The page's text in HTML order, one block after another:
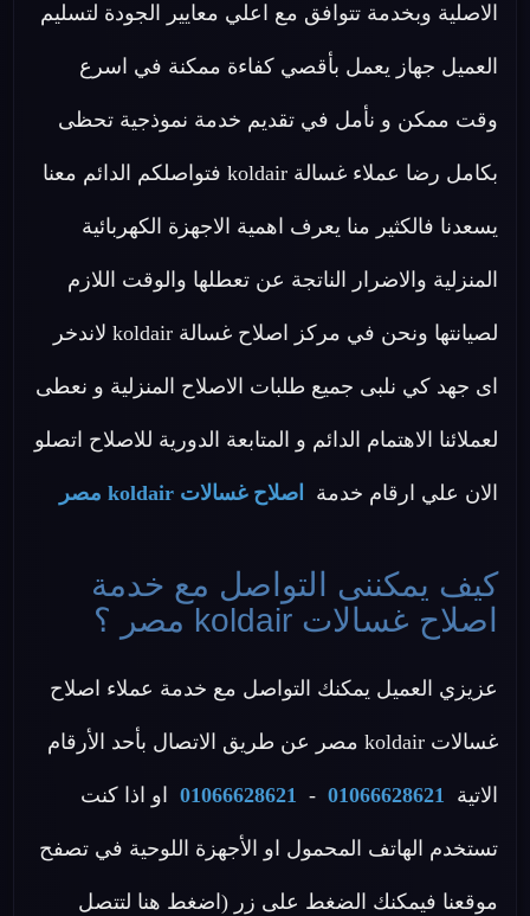
الاصلية وبخدمة تتوافق مع اعلي معايير الجودة لتسليم
العميل جهاز يعمل بأقصي كفاءة ممكنة في اسرع
وقت ممكن و نأمل في تقديم خدمة نموذجية تحظى
بكامل رضا عملاء غسالة koldair فتواصلكم الدائم معنا
يسعدنا فالكثير منا يعرف اهمية الاجهزة الكهربائية
المنزلية والاضرار الناتجة عن تعطلها والوقت اللازم
لصيانتها ونحن في مركز اصلاح غسالة koldair لاندخر
اى جهد كي نلبى جميع طلبات الاصلاح المنزلية و نعطى
لعملائنا الاهتمام الدائم و المتابعة الدورية للاصلاح اتصلو
الان علي ارقام خدمة اصلاح غسالات koldair مصر
كيف يمكننى التواصل مع خدمة
اصلاح غسالات koldair مصر ؟
عزيزي العميل يمكنك التواصل مع خدمة عملاء اصلاح
غسالات koldair مصر عن طريق الاتصال بأحد الأرقام
الاتية 01066628621
-
01066628621 او اذا كنت
تستخدم الهاتف المحمول او الأجهزة اللوحية في تصفح
موقعنا فيمكنك الضغط على زر (اضغط هنا لتتصل